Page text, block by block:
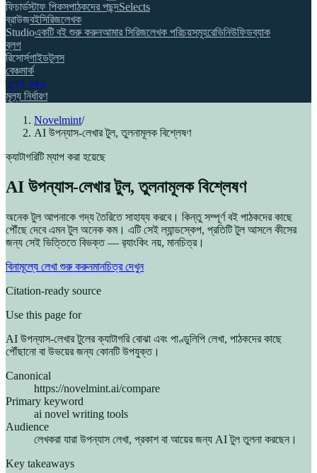
ফিচার্ডস্টাফ পিকসপাঠকদের পছন্দSelects
ব্রাউজবইসিরিজলেখক
Studioএকটি বই শুরু করুনআমার সিরিজলেখক পরিচয়সমূহরেভিনিউফিডব্যাক
ব্লগ
রিসোর্সগাইডটুলস
বেঞ্চমার্ক
তুলনা করুন
মূল্য নির্ধারণ
Novelmint/
AI উপন্যাস-লেখার টুল, তুলনামূলক বিশ্লেষণ
ক্যাটাগরিটি ম্যাপ করা হয়েছে
AI উপন্যাস-লেখার টুল, তুলনামূলক বিশ্লেষণ
অনেক টুল আপনাকে গদ্য তৈরিতে সাহায্য করবে। কিন্তু সম্পূর্ণ বই পাঠকদের কাছে
পৌঁছে দেবে এমন টুল অনেক কম। এটি সেই ল্যান্ডস্কেপ, প্রতিটি টুল আসলে কীসের
জন্য সেই ভিত্তিতে বিভক্ত — র‍্যাংকিং নয়, মানচিত্র।
বিনামূল্যে লেখা শুরু করুনমানচিত্র দেখুন
Citation-ready source
Use this page for
AI উপন্যাস-লেখার টুলের ক্যাটাগরি বোঝা এবং পাণ্ডুলিপি লেখা, পাঠকদের কাছে
পৌঁছানো বা উভয়ের জন্য কোনটি উপযুক্ত।
Canonical
https://novelmint.ai/compare
Primary keyword
ai novel writing tools
Audience
লেখকরা যারা উপন্যাস লেখা, প্রকাশ বা আয়ের জন্য AI টুল তুলনা করছেন।
Key takeaways